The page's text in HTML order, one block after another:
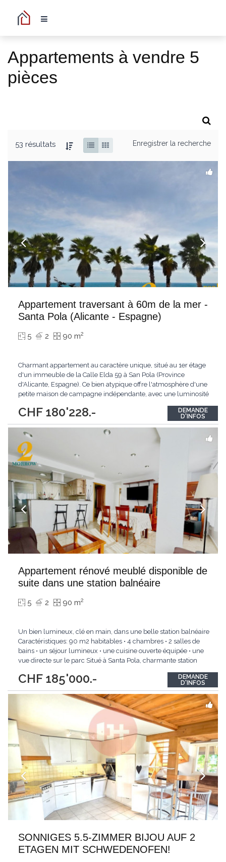
Appartements à vendre 5
pièces
53 résultats Enregistrer la recherche
Appartement traversant à 60m de la mer -
Santa Pola (Alicante - Espagne)
CHF 180'228.-
5 2 90 m2
Charmant appartement au caractère unique, situé au 1er étage
d'un immeuble de la Calle Elda 59 à San Pola (Province
d'Alicante, Espagne). Ce bien atypique offre l'atmosphère d'une
petite maison de campagne indépendante, avec une luminosité
Calle Elda 59, 1er étage – San Pola, Alicante, Espagne Surface
habitable : 60 m² Étage...
DEMANDE
D'INFOS
Appartement rénové meublé disponible de
suite dans une station balnéaire
CHF 185'000.-
5 2 90 m2
Un bien lumineux, clé en main, dans une belle station balnéaire
Caractéristiques: 90 m2 habitables • 4 chambres • 2 salles de
bains • un séjour lumineux • une cuisine ouverte équipée • une
vue directe sur le parc Situé à Santa Pola, charmante station
entièrement rénové offre un cadre de vie aussi agréable...
DEMANDE
D'INFOS
SONNIGES 5.5-ZIMMER BIJOU AUF 2
ETAGEN MIT SCHWEDENOFEN!